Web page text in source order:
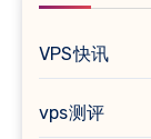
VPS快讯
vps测评